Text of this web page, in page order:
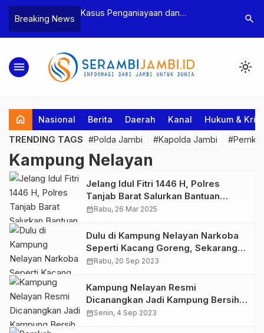
Breaking News
Bea Cukai
Pelaku beserta
dan 146 Gram
Kasus Penganiayaan dan
Tebo Tetapkan Dua Tersangka
Polres
Dua
search
menu light_mode
home Nasional Berita Daerah Kanal Hukum &
TRENDING TAGS #Polda Jambi #Kapolda Jambi
Kampung Nelayan
Jelang Idul Fitri 1446 H, Polres
Tanjab Barat Salurkan Bantuan
Sembako untuk Masyarakat Nelayan
calendar_monthRabu, 26 Mar 2025
Dulu di Kampung Nelayan Narkoba
Seperti Kacang Goreng, Sekarang
Mulai Berkurang
calendar_monthRabu, 20 Sep 2023
Kampung Nelayan Resmi
Dicanangkan Jadi Kampung Bersih
dari Narkoba
calendar_monthSenin, 4 Sep 2023